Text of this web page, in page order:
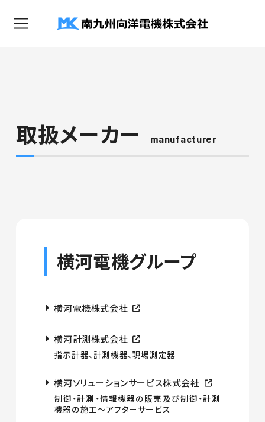
取扱メーカー manufacturer
横河電機グループ
横河電機株式会社
横河計測株式会社
指示計器、計測機器、現場測定器
横河ソリューションサービス株式会社
制御・計測・情報機器の販売及び制御・計測
機器の施工〜アフターサービス